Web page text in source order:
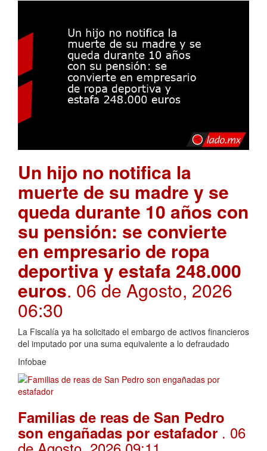
Un hijo no notifica la
muerte de su madre y se
queda durante 10 años con
su pensión: se convierte
en empresario de ropa
deportiva y estafa 248.000
euros. 06 de Agosto, 2026
06:30
La Fiscalía ya ha solicitado el embargo de activos financieros
del imputado por una suma equivalente a lo defraudado
Infobae
Familias de reas de San Pedro
son engañadas por estafador . 06